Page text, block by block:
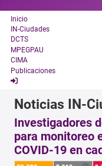
Inicio
IN-Ciudades
DCTS
MPEGPAU
CIMA
Publicaciones
Noticias IN-
Investigadores
para monitoreo
COVID-19 en